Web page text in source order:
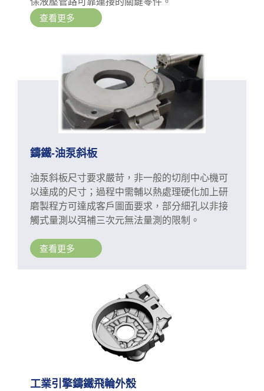
查看更多
鑄鐵-油泵斜板
油泵斜板尺寸要求嚴苛，非一般的切削中心機可
以達成的尺寸；過程中需輔以熱處理硬化加上研
磨製程方可達成客戶圖面要求，部分細孔以非接
觸式量測以弭補三次元無法量測的限制。
查看更多
工業引擎鑄鐵飛輪外殼